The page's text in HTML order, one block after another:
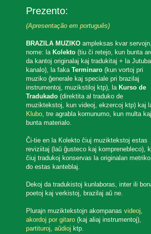
Prezento:
(Apresentação em português)
BRAZILA MUZIKOampleksas kvar servojn,
nome: la Kolekto(tiu ĉi retejo, kun bunta
da kantoj originalaj kaj tradukitaj + la Jutuba
kanalo), la faka Terminaro(kun vortoj pri
muziko ĝenerale kaj speciale pri brazilaj
instrumentoj, muzikstiloj ktp), la Kurso de
Tradukado(direktita al traduko de
muziktekstoj, kun videoj, ekzercoj ktp) kaj
Klubo, tre agrabla komunumo, kun multa kaj
bunta materialo.
Ĉi-tie en la Kolekto ĉiuj muziktekstoj estas
reviziitaj (laŭ ĝusteco kaj komprenebleco),
ĉiuj tradukoj konservas la originalan
do estas kanteblaj.
Dekoj da tradukistoj kunlaboras, inter ili
poetoj kaj verkistoj, brazilaj aŭ ne.
Plurajn muziktekstojn akompanas videoj,
akordoj por gitaro(kaj aliaj instrumentoj),
partituroj, aŭdioj ktp.